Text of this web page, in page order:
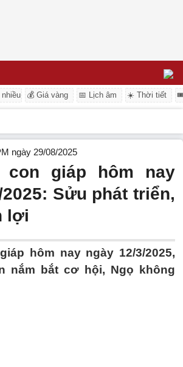
💰 Giá vàng 📅 Lịch âm ☀️ Thời tiết
ngày 29/08/2025
giáp hôm nay
Sửu phát triển,
lợi
hôm nay ngày 12/3/2025,
nắm bắt cơ hội, Ngọ không